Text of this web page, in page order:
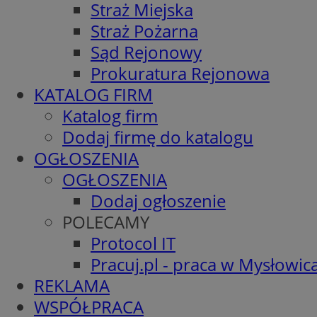
Straż Miejska
Straż Pożarna
Sąd Rejonowy
Prokuratura Rejonowa
KATALOG FIRM
Katalog firm
Dodaj firmę do katalogu
OGŁOSZENIA
OGŁOSZENIA
Dodaj ogłoszenie
POLECAMY
Protocol IT
Pracuj.pl - praca w
REKLAMA
WSPÓŁPRACA